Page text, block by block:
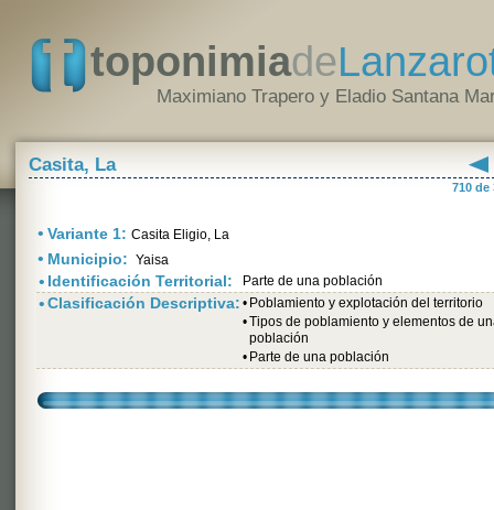
toponimiade
Maximiano Trapero y Eladio Santana
Casita, La
710 de
• Variante 1: Casita Eligio, La
• Municipio: Yaisa
• Identificación Territorial: Parte de una población
•Clasificación Descriptiva: • Poblamiento y explotación del territorio
•Tipos de poblamiento y elementos de
población
• Parte de una población